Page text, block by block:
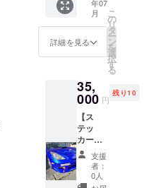
約8ヶ月
間 ・掲
載サイ
ズ：
30cm以
下(画像
ステッ
カーで
30cm×
7cm程
度) ・ク
ラウド
ファン
ディン
ロード
ター、
デミオ
のうち1
車両に
様ご指
定のス
テッ
カーを
掲載し
ます。
・添付
期間：
ステッ
年07
月
詳細を見る
こ
の
リ
タ
ー
ン
を
選
択
す
る
35,
000 円
残り10
【ス
テッ
カー貼
付1枚：
30cm以
下 ×
10cm以
支援
者：
0人